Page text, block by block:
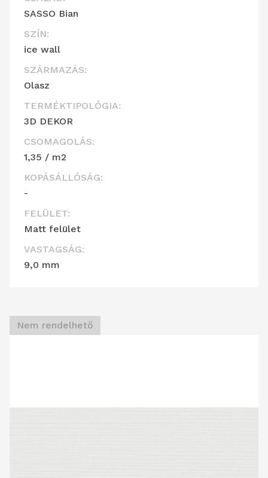
SASSO Bian
SZÍN:
ice wall
SZÁRMAZÁS:
Olasz
TERMÉKTIPOLÓGIA:
3D DEKOR
CSOMAGOLÁS:
1,35 / m2
KOPÁSÁLLÓSÁG:
-
FELÜLET:
Matt felület
VASTAGSÁG:
9,0 mm
Nem rendelhető